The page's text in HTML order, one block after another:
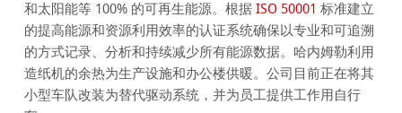
和太阳能等 100% 的可再生能源。根据ISO 50001 标准建立
的提高能源和资源利用效率的认证系统确保以专业和可追溯
的方式记录、分析和持续减少所有能源数据。哈内姆勒利用
造纸机的余热为生产设施和办公楼供暖。公司目前正在将其
小型车队改装为替代驱动系统，并为员工提供工作用自行